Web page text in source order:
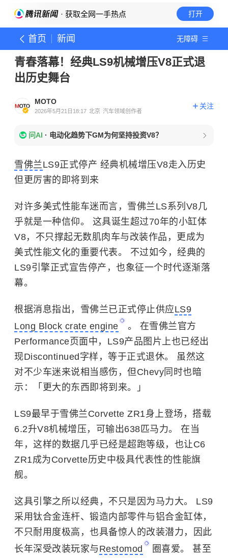
· 获取全网一手热点 打开
首页 新闻 无障碍
青春落幕！经典LS9机械增压V8正式退
出历史舞台
MOTO
2026年5月21日18:17 北京 汽车领域创作者
关注
问AI · 电动化趋势下GM为何坚持投资V8？
雪佛兰LS9正式停产 经典机械增压V8走入历史
但更厉害的即将到来
对许多美式性能车迷而言，雪佛兰LS系列V8几
乎就是一种信仰。 这具诞生超过70年的小缸体
V8，不只撑起无数肌肉车与改装作品，更成为
美式性能文化的重要代表。 不过如今，经典的
LS9引擎正式宣告停产，也象征一个时代逐渐落
幕。
根据消息指出，雪佛兰已正式停止供应LS9
Long Block crate engine
。 在雪佛兰官方
Performance页面中，LS9产品图片上也已经出
现Discontinued字样，等于正式退休。 虽然这
对不少车迷来说相当感伤，但Chevy同时也暗
示：「更大的东西即将到来。」
LS9最早于雪佛兰Corvette ZR1身上登场，搭载
6.2升V8机械增压，可输出638匹马力。 在当
年，这样的数据几乎已经是超跑等级，也让C6
ZR1成为Corvette历史中极具代表性的性能旗
舰。
这具引擎之所以经典，不只是因为马力大。 LS9
采用钛合金连杆、锻造内部零件与铝合金缸体，
不只耐用度极高，也具备惊人的改装潜力，因此
长年深受改装玩家与 Restomod
圈喜爱。 甚至